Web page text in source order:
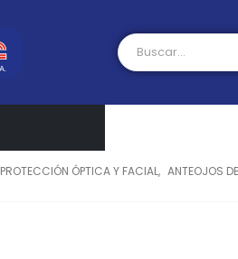
PROTECCIÓN ÓPTICA Y FACIAL, ANTEOJOS